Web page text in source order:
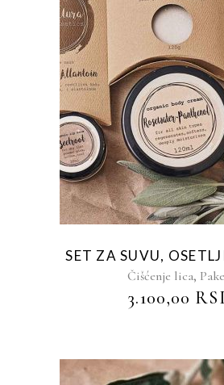
SET ZA SUVU,
Čišćenje lica,
3.100,00